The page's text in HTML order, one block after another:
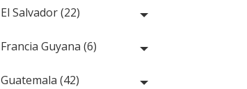
El Salvador (22)
Francia Guyana (6)
Guatemala (42)